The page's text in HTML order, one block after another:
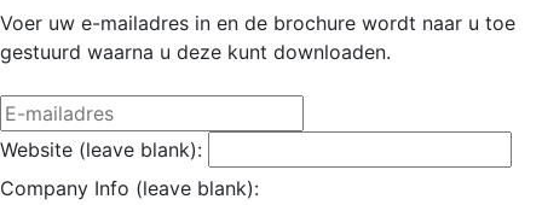
Voer uw e-mailadres in en de brochure wordt naar u toe
gestuurd waarna u deze kunt downloaden.
Website (leave blank):
Company Info (leave blank):